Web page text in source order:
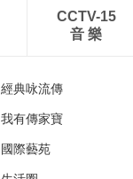
CCTV-15
音 樂
經典咏流傳
我有傳家寶
國際藝苑